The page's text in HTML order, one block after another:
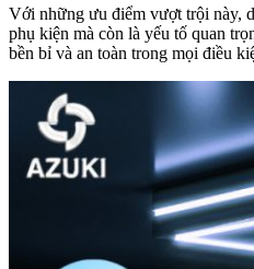
Với những ưu điểm vượt trội này,
phụ kiện mà còn là yếu tố quan
bền bỉ và an toàn trong mọi điều